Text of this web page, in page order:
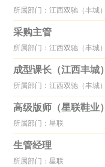
所属部门：江西双驰（丰城）
采购主管
所属部门：江西双驰（丰城）
成型课长（江西丰城）
所属部门：江西双驰（丰城）
高级版师（星联鞋业）
所属部门：星联
生管经理
所属部门：星联